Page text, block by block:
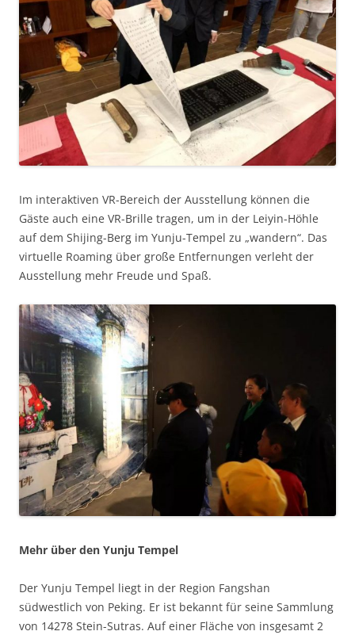
Im interaktiven VR-Bereich der Ausstellung können die
Gäste auch eine VR-Brille tragen, um in der Leiyin-Höhle
auf dem Shijing-Berg im Yunju-Tempel zu „wandern“. Das
virtuelle Roaming über große Entfernungen verleht der
Ausstellung mehr Freude und Spaß.
Mehr über den Yunju Tempel
Der Yunju Tempel liegt in der Region Fangshan
südwestlich von Peking. Er ist bekannt für seine Sammlung
von 14278 Stein-Sutras. Auf einer Fläche von insgesamt 2